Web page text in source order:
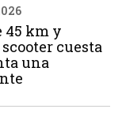
45 km y
cuesta
una